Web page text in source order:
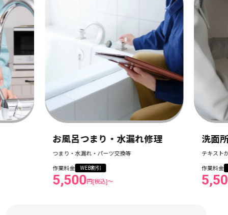
お風呂つまり・水漏れ修理
つまり・水漏れ・パーツ交換等
WEB割引
5,500円[税込]〜
洗面所つま
テキストが入ります
WEB割引
5,500円[税